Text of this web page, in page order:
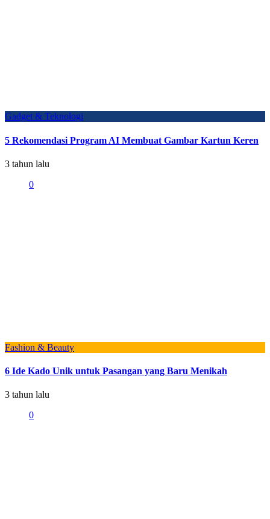
Gadget & Teknologi
5 Rekomendasi Program AI Membuat Gambar Kartun Keren
3 tahun lalu
0
Fashion & Beauty
6 Ide Kado Unik untuk Pasangan yang Baru Menikah
3 tahun lalu
0